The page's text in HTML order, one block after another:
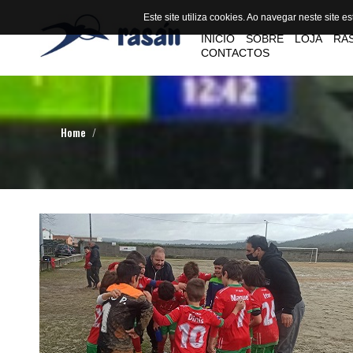
INICIO SOBRE LOJA
CONTACTOS
Home
Este site utiliza cookies. Ao navegar neste site
Este site utiliza cookies. Ao navegar neste site